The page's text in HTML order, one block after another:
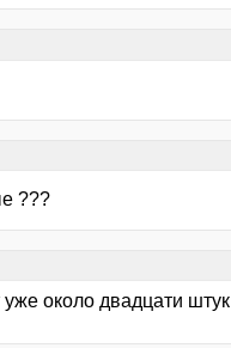
???
около двадцати штук